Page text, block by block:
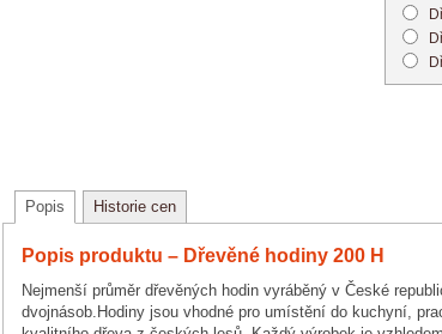
Popis Historie cen
Popis produktu – Dřevěné hodiny 200 H
Nejmenší průměr dřevěných hodin vyráběný v České
dvojnásob.Hodiny jsou vhodné pro umístění do kuchyní,